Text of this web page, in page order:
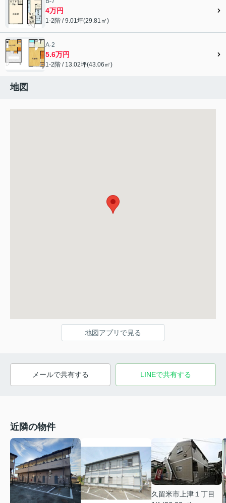
4万円
1-2階 / 9.01坪(29.81㎡)
A-2
5.6万円
1-2階 / 13.02坪(43.06㎡)
地図
地図アプリで見る
メールで共有する LINEで共有する
近隣の物件
久留米市上津１丁目